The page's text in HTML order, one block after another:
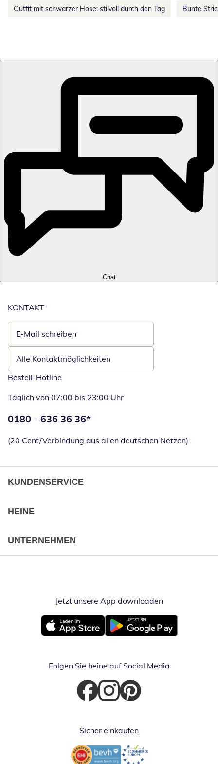
Outfit mit schwarzer Hose: stilvoll durch den Tag Bunte
Chat
KONTAKT
E-Mail schreiben
Öffnet E-Mail-Client
Alle Kontaktmöglichkeiten
Bestell-Hotline
Täglich von 07:00 bis 23:00 Uhr
Telefonnummer:
0180 - 636 36 36*
(20 Cent/Verbindung aus allen deutschen Netzen)
KUNDENSERVICE
HEINE
UNTERNEHMEN
Jetzt unsere App downloadenÖffnet in
Öffnet in neuem FensterÖffnet in neuem Fenster
Folgen Sie heine auf Social Media
Öffnet in neuem Fenster
Öffnet in neuem Fenster
Öffnet in neuem Fenster
Sicher einkaufen